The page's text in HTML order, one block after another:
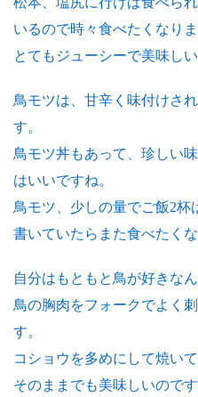
いるので時々食べたくなりま
とてもジューシーで美味しい
鳥モツは、甘辛く味付けさ
す。
鳥モツ丼もあって、珍しい
はいいですね。
鳥モツ、少しの量でご飯2杯
書いていたらまた食べたくな
自分はもともと鳥が好きなん
鳥の胸肉をフォークでよく
す。
コショウを多めにして焼いて
そのままでも美味しいので